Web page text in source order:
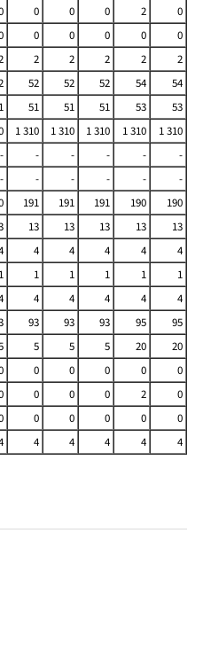
0 0 0 2
0
0 0 0 0
0
2 2 2 2
2
52 52 52 54
54
51 51 51 53
53
1 310 1 310 1 310 1 310
1 310
- - - - -
-
- - - - -
-
191 191 191 190
190
13 13 13 13
13
4 4 4 4
4
1 1 1 1 1
1
4 4 4 4
4
93 93 93 95
95
5 5 5 20
20
0 0 0 0
0
0 0 0 2
0
0 0 0 0
0
4 4 4 4 4